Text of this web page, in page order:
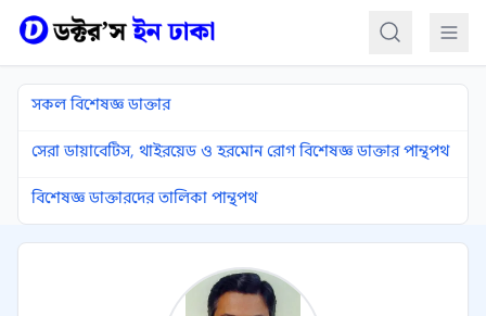
সকল বিশেষজ্ঞ ডাক্তার
সেরা ডায়াবেটিস, থাইরয়েড ও হরমোন রোগ বিশেষজ্ঞ ডাক্তার পান্থপথ
বিশেষজ্ঞ ডাক্তারদের তালিকা পান্থপথ